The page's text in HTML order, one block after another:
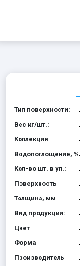
Тип поверхности:
Вес кг/шт.:
Коллекция
Водопоглощение, %
Кол-во шт. в уп.:
Поверхность
Толщина, мм
Вид продукции:
Цвет
Форма
Производитель